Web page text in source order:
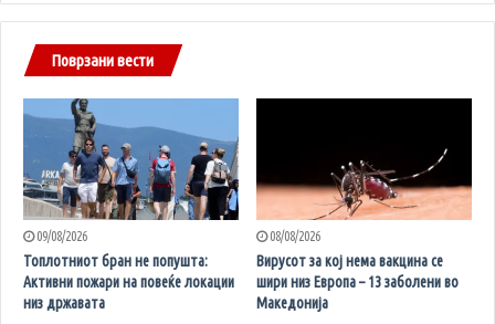
Поврзани вести
09/08/2026
Топлотниот бран не попушта:
Активни пожари на повеќе локации
низ државата
08/08/2026
Вирусот за кој нема вакцина се
шири низ Европа – 13 заболени во
Македонија